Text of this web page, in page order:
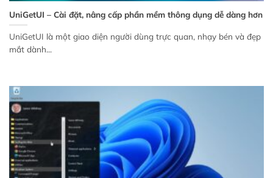
UniGetUI – Cài đặt, nâng cấp phần mềm thông dụng dễ dàng hơn
UniGetUI là một giao diện người dùng trực quan, nhạy bén và đẹp
mắt dành...